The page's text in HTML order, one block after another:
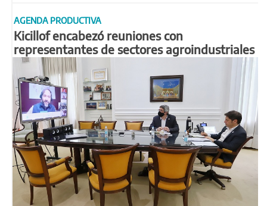
AGENDA PRODUCTIVA
Kicillof encabezó reuniones con
representantes de sectores agroindustriales